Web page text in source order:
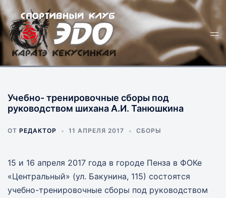
Перейти
к
содержимому
Учебно- тренировочные сборы под
руководством шихана А.И. Танюшкина
ОТ РЕДАКТОР 11 АПРЕЛЯ 2017 СБОРЫ
15 и 16 апреля 2017 года в городе Пенза в ФОКе
«Центральный» (ул. Бакунина, 115) состоятся
учебно-тренировочные сборы под руководством